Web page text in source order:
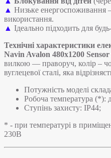
▲ Низьке
використання.
▲ Ідеально підходить для
Технічні характеристики
Navin Avalon 480х1200
вилкою — праворуч, колір –
вуглецевої сталі, яка
Потужність моделі
Робоча температура (*):
Ступінь захисту: IP44;
* - при температурі в
230В